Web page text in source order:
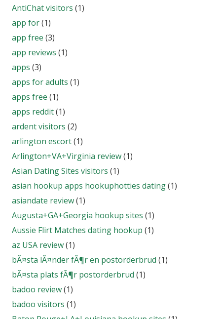
AntiChat visitors (1)
app for(1)
app free (3)
app reviews (1)
apps (3)
apps for adults (1)
apps free (1)
apps reddit(1)
ardent visitors (2)
arlington escort(1)
Arlington+VA+Virginia review(1)
Asian Dating Sites visitors (1)
asian hookup apps hookuphotties dating(1)
asiandate review(1)
Augusta+GA+Georgia hookup sites (1)
Aussie Flirt Matches dating hookup (1)
az USA review(1)
bÃ¤sta lÃ¤nder fÃ¶r en postorderbrud (1)
bÃ¤sta plats fÃ¶r postorderbrud (1)
badoo review(1)
badoo visitors (1)